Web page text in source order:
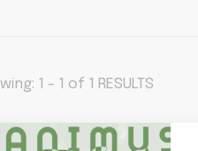
1 - 1 of 1 RESULTS